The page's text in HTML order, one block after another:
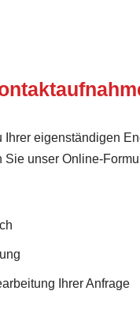
Ihrer eigenständigen
Sie unser Online-
Ihrer Anfrage